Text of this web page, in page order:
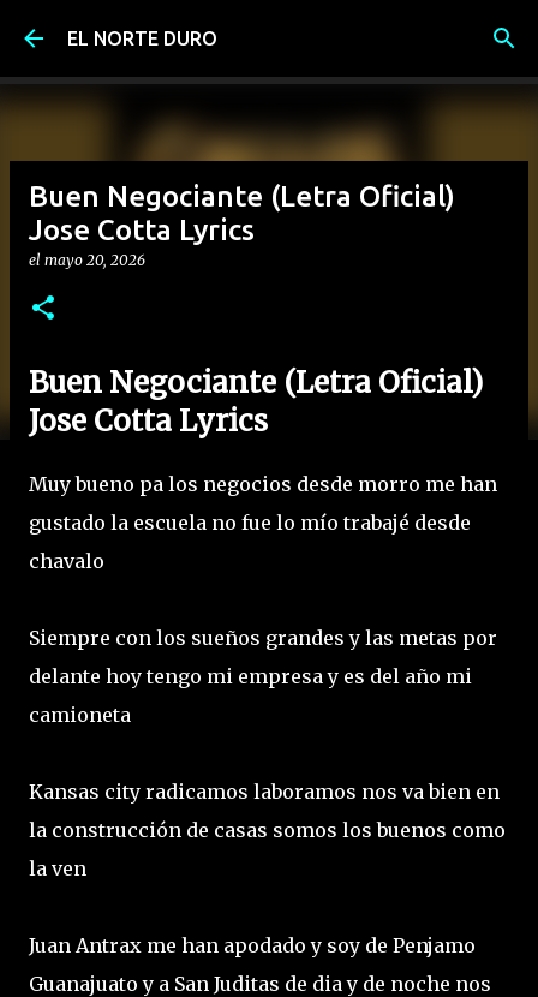
Ir al contenido principal
EL NORTE DURO
Buen Negociante (Letra Oficial)
Jose Cotta Lyrics
el mayo 20, 2026
Buen Negociante (Letra Oficial)
Jose Cotta Lyrics
Muy bueno pa los negocios desde morro me han
gustado la escuela no fue lo mío trabajé desde
chavalo
Siempre con los sueños grandes y las metas por
delante hoy tengo mi empresa y es del año mi
camioneta
Kansas city radicamos laboramos nos va bien en
la construcción de casas somos los buenos como
la ven
Juan Antrax me han apodado y soy de Penjamo
Guanajuato y a San Juditas de dia y de noche nos